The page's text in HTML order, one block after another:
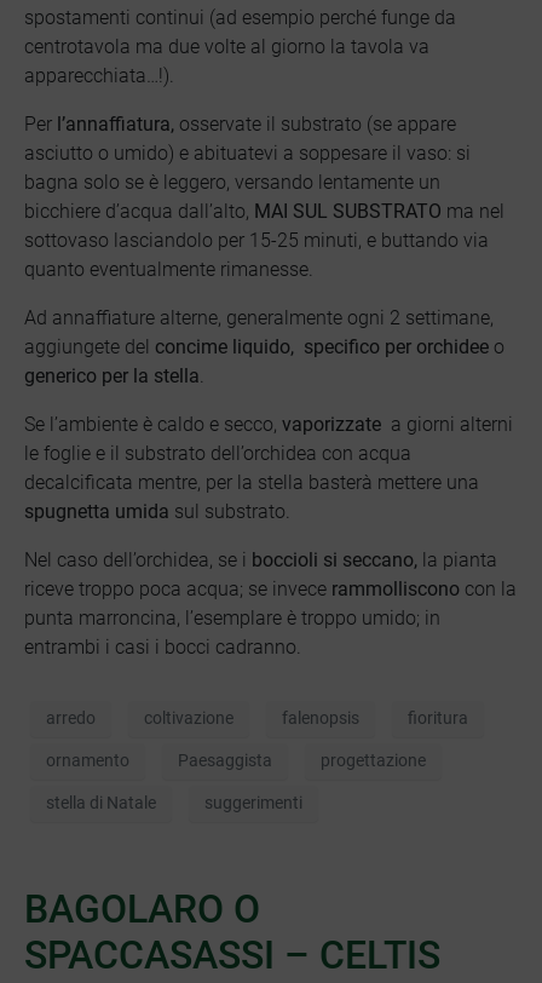
spostamenti continui (ad esempio perché funge da
centrotavola ma due volte al giorno la tavola va
apparecchiata…!).
Per l’annaffiatura, osservate il substrato (se appare
asciutto o umido) e abituatevi a soppesare il vaso: si
bagna solo se è leggero, versando lentamente un
bicchiere d’acqua dall’alto, MAI SUL SUBSTRATO ma nel
sottovaso lasciandolo per 15-25 minuti, e buttando via
quanto eventualmente rimanesse.
Ad annaffiature alterne, generalmente ogni 2 settimane,
aggiungete del concime liquido, specifico per orchidee o
generico per la stella.
Se l’ambiente è caldo e secco, vaporizzate a giorni alterni
le foglie e il substrato dell’orchidea con acqua
decalcificata mentre, per la stella basterà mettere una
spugnetta umida sul substrato.
Nel caso dell’orchidea, se i boccioli si seccano, la pianta
riceve troppo poca acqua; se invece rammolliscono con la
punta marroncina, l’esemplare è troppo umido; in
entrambi i casi i bocci cadranno.
arredo coltivazione falenopsis fioritura
ornamento Paesaggista progettazione
stella di Natale suggerimenti
BAGOLARO O
SPACCASASSI – CELTIS